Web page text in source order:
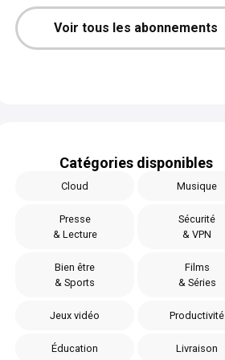
Voir tous les abonnements
Catégories disponibles
Cloud Musique
Presse
& Lecture
Sécurité
& VPN
Bien être
& Sports
Films
& Séries
Jeux vidéo Productivité
Éducation Livraison